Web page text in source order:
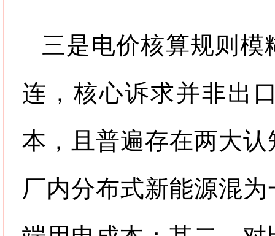
三是电价核算规则
连，核心诉求并非出
本，且普遍存在两大
厂内分布式新能源混